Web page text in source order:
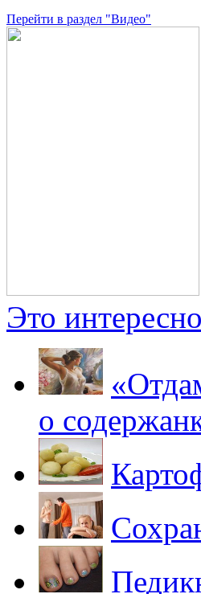
Перейти в раздел "Видео"
Это интересно
о